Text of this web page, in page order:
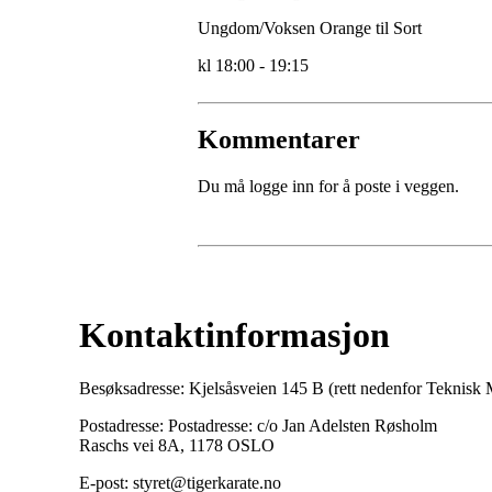
Ungdom/Voksen Orange til Sort
kl 18:00 - 19:15
Kommentarer
Du må logge inn for å poste i veggen.
Kontaktinformasjon
Besøksadresse: Kjelsåsveien 145 B (rett nedenfor Teknisk
Postadresse: Postadresse: c/o Jan Adelsten Røsholm
Raschs vei 8A, 1178 OSLO
E-post: styret@tigerkarate.no